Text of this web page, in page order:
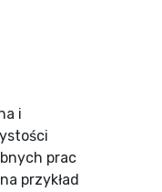
i
prac
przykład